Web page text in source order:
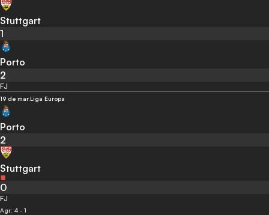
Stuttgart
1
Porto
2
FJ
19 de mar.Liga Europa
Porto
2
Stuttgart
0
FJ
Agr: 4 - 1